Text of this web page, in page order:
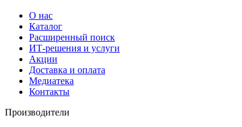
О нас
Каталог
Расширенный поиск
ИТ-решения и услуги
Акции
Доставка и оплата
Медиатека
Контакты
Производители